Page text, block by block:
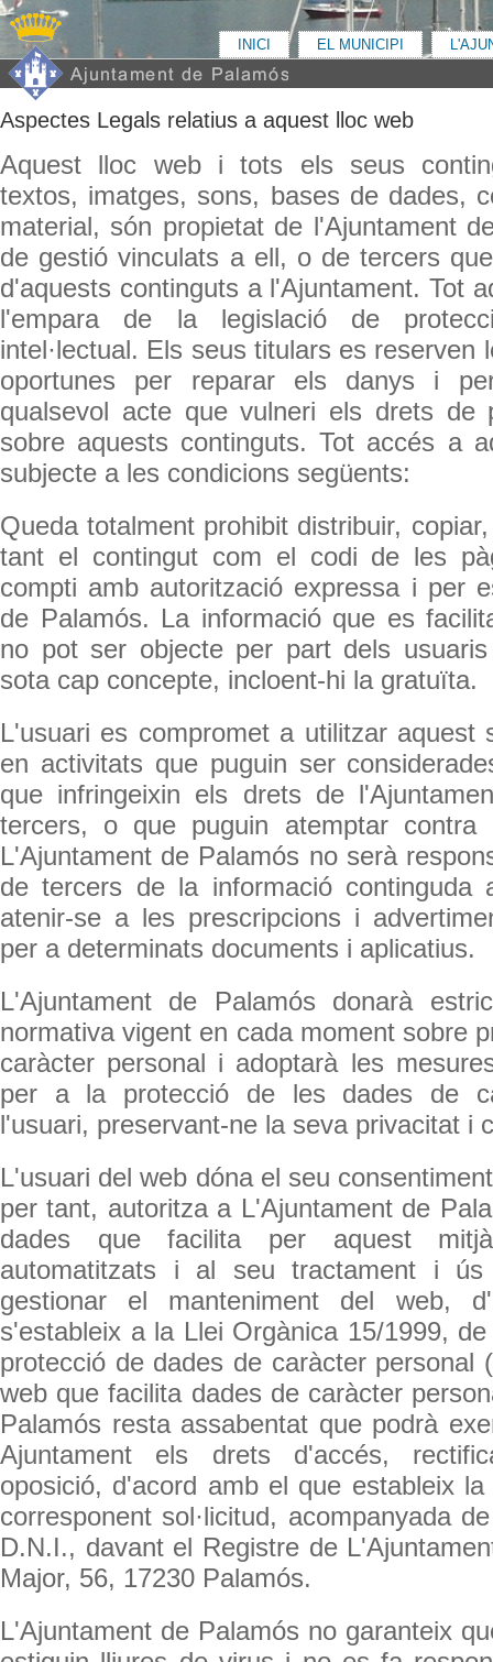
INICI EL MUNICIPI
Aspectes Legals relatius a aquest lloc web
Aquest lloc web i tots els seus
textos, imatges, sons, bases de dades,
material, són propietat de l'Ajuntament
de gestió vinculats a ell, o de tercers
d'aquests continguts a l'Ajuntament. Tot
l'empara de la legislació de
intel·lectual. Els seus titulars es reserven
oportunes per reparar els danys i
qualsevol acte que vulneri els drets de
sobre aquests continguts. Tot accés a
subjecte a les condicions següents:
Queda totalment prohibit distribuir,
tant el contingut com el codi de les
compti amb autorització expressa i per
de Palamós. La informació que es
no pot ser objecte per part dels
sota cap concepte, incloent-hi la gratuïta.
L'usuari es compromet a utilitzar aquest
en activitats que puguin ser
que infringeixin els drets de
tercers, o que puguin atemptar contra
L'Ajuntament de Palamós no serà
de tercers de la informació
atenir-se a les prescripcions i
per a determinats documents i aplicatius.
L'Ajuntament de Palamós donarà
normativa vigent en cada moment sobre
caràcter personal i adoptarà les
per a la protecció de les dades de
l'usuari, preservant-ne la seva privacitat i
L'usuari del web dóna el seu
per tant, autoritza a L'Ajuntament de
dades que facilita per aquest
automatitzats i al seu tractament i
gestionar el manteniment del web,
s'estableix a la Llei Orgànica 15/1999,
protecció de dades de caràcter personal
web que facilita dades de caràcter
Palamós resta assabentat que podrà
Ajuntament els drets d'accés,
oposició, d'acord amb el que estableix
corresponent sol·licitud, acompanyada
D.N.I., davant el Registre de
Major, 56, 17230 Palamós.
L'Ajuntament de Palamós no garanteix